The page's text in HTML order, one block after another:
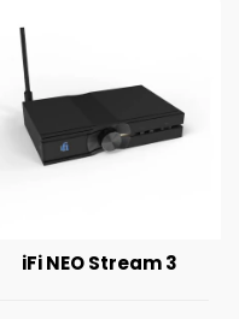
iFi NEO Stream 3